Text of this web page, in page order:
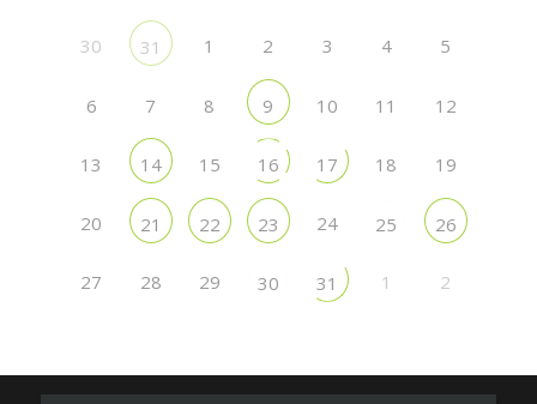
30 31 1 2 3 4 5
6 7 8 9 10 11 12
13 14 15 16 17 18 19
20 21 22 23 24 25 26
27 28 29 30 31 1 2